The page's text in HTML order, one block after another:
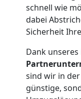
schnell wie
dabei
Sicherheit
Dank
sind wir in
günstige,
Anfrage
National